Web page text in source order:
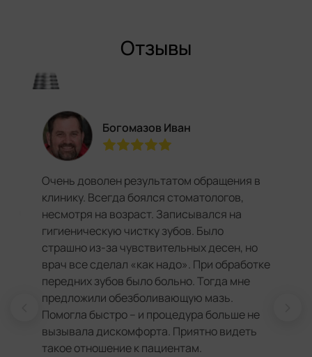
Отзывы
Богомазов Иван
Очень доволен результатом обращения в
клинику. Всегда боялся стоматологов,
несмотря на возраст. Записывался на
гигиеническую чистку зубов. Было
страшно из-за чувствительных десен, но
врач все сделал «как надо». При обработке
передних зубов было больно. Тогда мне
предложили обезболивающую мазь.
Помогла быстро – и процедура больше не
вызывала дискомфорта. Приятно видеть
такое отношение к пациентам.